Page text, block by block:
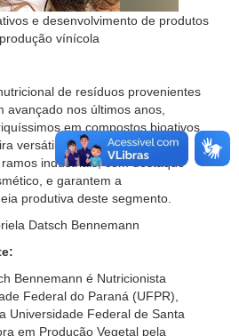
e desenvolvimento de produtos
vínícola
de resíduos provenientes
avançado nos últimos anos,
em compostos bioativos,
versátil o desenvolvimento de
industriais, com destaque
e garantem a
produtiva deste segmento.
Datsch Bennemann
Bennemann é Nutricionista
Federal do Paraná (UFPR),
Universidade Federal de Santa
em Produção Vegetal pela